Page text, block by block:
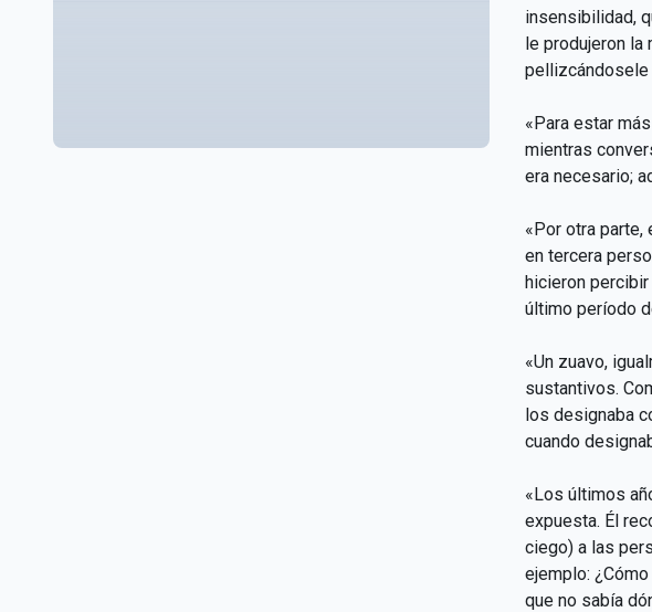
insensibilidad,
le produjeron la
pellizcándosele
«Para estar
mientras
era necesario;
«Por otra parte,
en tercera
hicieron
último período
«Un zuavo,
sustantivos.
los designaba
cuando
«Los últimos
expuesta. Él
ciego) a las
ejemplo:
que no sabía